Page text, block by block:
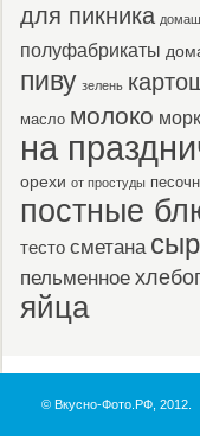
для пикника
полуфабрикаты
пиву зелень
масло молоко
на
орехи от простуды
постные
тесто сметана сыр
пельменное
яйца
© Вкусно-Фото.РФ, 2012.